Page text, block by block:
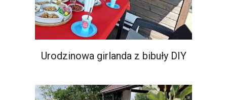
Urodzinowa girlanda z bibuły DIY